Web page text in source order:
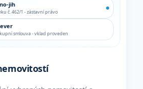
jih
č. 462/1 - zástavní právo
smlouva - vklad proveden